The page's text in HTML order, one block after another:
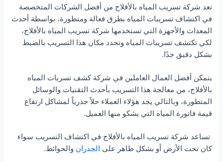
تعد شركة تسريب المياه بالأفلاج من أفضل الشركات المتخصصة
في اكتشاف تسريبات المياه بطرق فعالة ومتطورة، بواسطة أحدث
المعدات والأجهزة التي تستخدمها شركة تسريب المياه بالأفلاج،
لكي تكتشف تسريبات المياه وتحدد مكان هذا التسريب بالضبط
بشكل دقيق جدًا.
يتمكن أفضل العمال العاملين في شركة كشف تسربات المياه
بالأفلاج، من معالجة هذا التسريب بأحدث التقنيات والوسائل
المتطورة، وبالتالي يجد هؤلاء العملاء حلاً جذرياً لمشاكل ارتفاع
قيمة فاتورة المياه التي يشكو منها العميل.
تساعد شركة تسريب المياه بالأفلاج في اكتشاف التسريب سواء
كان تحت الأرض أو بشكل ظاهر على الجدران والحوائط.